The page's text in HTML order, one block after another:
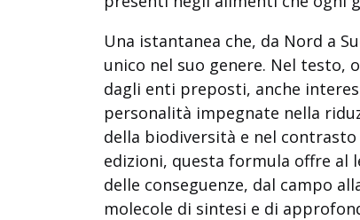
Una istantanea che, da Nord a
unico nel suo genere. Nel testo,
dagli enti preposti, anche
personalità impegnate nella
della biodiversità e nel
edizioni, questa formula offre al
delle conseguenze, dal campo
molecole di sintesi e di